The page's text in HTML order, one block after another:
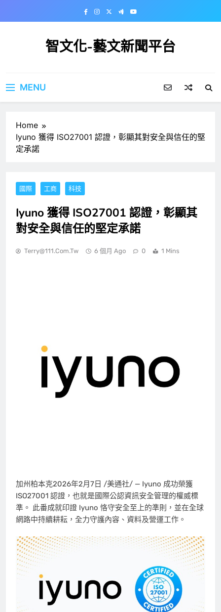
智文化-藝文新聞平台
MENU
Home
Iyuno 獲得 ISO27001 認證，彰顯其對安全與信任的堅
定承諾
國際 工商 科技
Iyuno 獲得 ISO27001 認證，彰顯其
對安全與信任的堅定承諾
Terry@111.com.tw 6 個月 Ago 0 1 Mins
加州柏本克2026年2月7日 /美通社/ — Iyuno 成功榮獲
ISO27001 認證，也就是國際公認資訊安全管理的權威標
準。 此番成就印證 Iyuno 恪守安全至上的準則，並在全球
網路中持續耕耘，全力守護內容、資料及營運工作。